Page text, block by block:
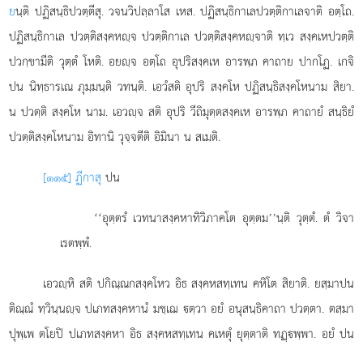
ยนฺติ ปฏิสนฺธิปวตฺตีสุ. วจนวิปลฺลาโส เหส. ปฏิสนฺธิกาเลปวตฺติกาเลจาติ อตฺโถ.
ปฏิสนฺธิกาเล ปวตฺติสงฺคหฺจ ปวตฺติกาเล ปวตฺติสงฺคหฺจาติ ทฺเว สงฺคเหปวตฺติ
ปวกฺขามีติ วุตฺตํ โหติ. อยฺจ อตฺโถ อุปริสงฺคเห อารพฺภ คาถาย ปากโฏ. เกจิ
ปน นิทฺธารเณ ภุมฺมนฺติ วทนฺติ. เอวํสติ อุปริ สงฺคโห ปฏิสนฺธิสงฺคโหนาม สิยา.
น ปวตฺติ สงฺคโห นาม. เอวฺจ สติ อุปริ วีถิมุตฺตสงฺคเห อารพฺภ คาถายํ สนฺธิยํ
ปวตฺติสงฺคโหนาม อิทานิ วุจฺจตีติ อิมินา น สเมติ.
[๑๑๕] ฏีกาสุ ปน
‘‘อุตฺตรํ เวทนาสงฺคหาทิวิภาคโต อุตฺตม’’นฺติ วุตฺตํ. ตํ วิจา
เรตพฺพํ.
เอวฺหิ สติ ปกิณฺณกสงฺคโหว อิธ สงฺคหสทฺเทน คหิโต สิยาติ. ยสฺมาปน
ติณฺณํ ทฺวินฺนฺจ ปเภทสงฺคหานํ มชฺเฌ ตฺวา อยํ อนุสนฺธิคาถา ปวตฺตา. ตสฺมา
ปุพฺเพ ตโยปิ ปเภทสงฺคหา อิธ สงฺคหสทฺเทน คเหตุํ ยุตฺตาติ ทฏฺพฺพา. อยํ ปน